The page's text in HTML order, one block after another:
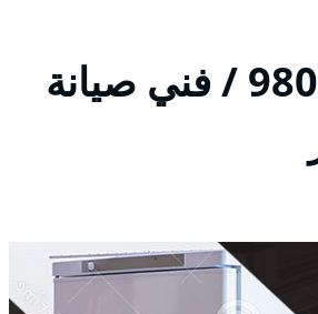
تصليح ثلاجات حولي / 98025055 / فني صيانة